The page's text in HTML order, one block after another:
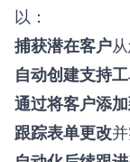
以：
捕获潜在客户
自动创建支持
通过将客户添
跟踪表单更改